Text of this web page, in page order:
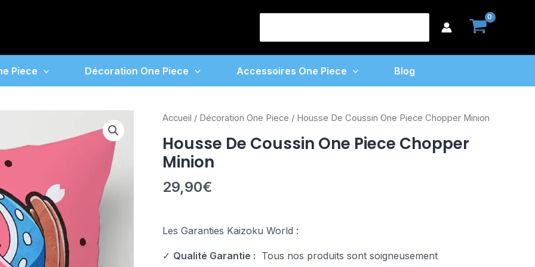
Piece Décoration One Piece Accessoires One Piece Blog
Accueil / Décoration One Piece / Housse De Coussin One Piece Chopper Minion
Housse De Coussin One Piece Chopper
Minion
29,90€
Les Garanties Kaizoku World :
✓ Qualité Garantie : Tous nos produits sont soigneusement
quantité
Housse
De
Coussin
One
Chopper
De
One
Piece
Chopper
Minion